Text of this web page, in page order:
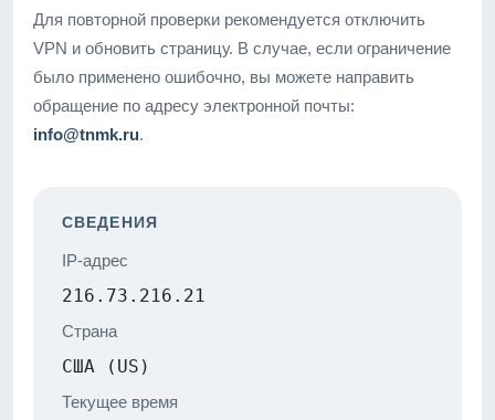
Для повторной проверки рекомендуется отключить
VPN и обновить страницу. В случае, если ограничение
было применено ошибочно, вы можете направить
обращение по адресу электронной почты:
info@tnmk.ru.
СВЕДЕНИЯ
IP-адрес
216.73.216.21
Страна
США (US)
Текущее время